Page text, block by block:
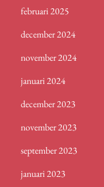
februari 2025
december 2024
november 2024
januari 2024
december 2023
november 2023
september 2023
januari 2023